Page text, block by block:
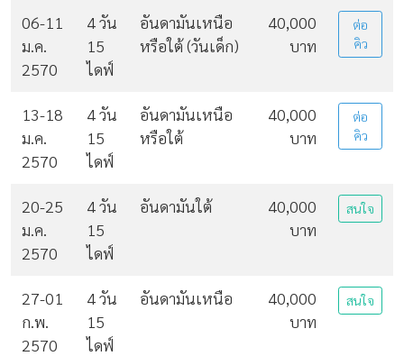
06-11
ม.ค.
2570
4 วัน
15
ไดฟ์
อันดามันเหนือ
หรือใต้ (วันเด็ก)
40,000
บาท
ต่อ
คิว
13-18
ม.ค.
2570
4 วัน
15
ไดฟ์
อันดามันเหนือ
หรือใต้
40,000
บาท
ต่อ
คิว
20-25
ม.ค.
2570
4 วัน
15
ไดฟ์
อันดามันใต้
40,000
บาท
สนใจ
27-01
ก.พ.
2570
4 วัน
15
ไดฟ์
อันดามันเหนือ
40,000
บาท
สนใจ